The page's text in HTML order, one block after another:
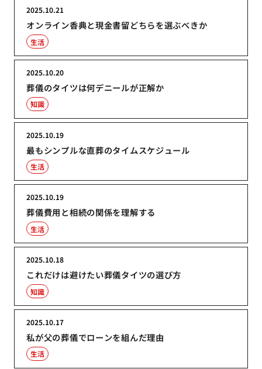
オンライン香典と現金書留どちらを選ぶべきか
2025.10.21
生活
葬儀のタイツは何デニールが正解か
2025.10.20
知識
最もシンプルな直葬のタイムスケジュール
2025.10.19
生活
葬儀費用と相続の関係を理解する
2025.10.19
生活
これだけは避けたい葬儀タイツの選び方
2025.10.18
知識
私が父の葬儀でローンを組んだ理由
2025.10.17
生活